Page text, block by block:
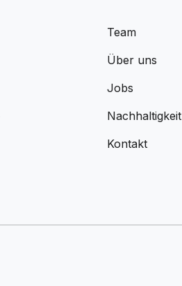
Team
Über uns
Jobs
Nachhaltigkeit
Kontakt